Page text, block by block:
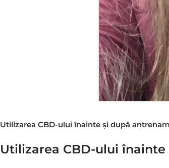
Utilizarea CBD-ului înainte și după
Utilizarea CBD-ului